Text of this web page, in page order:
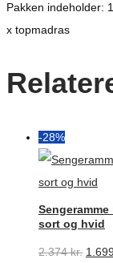
Pakken indeholder:
x topmadras
-28%
Sengeramme
sort og hvid
2.374kr. Den
1.699